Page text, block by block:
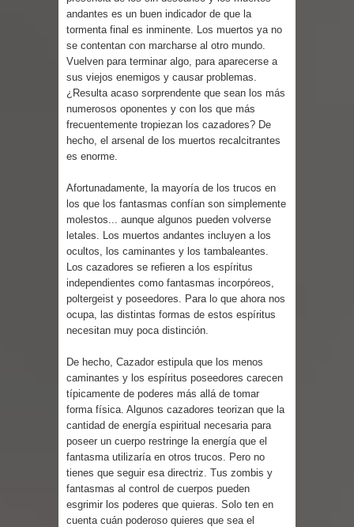
Parte 08: Razones Personales
andantes es un buen indicador de que la
tormenta final es inminente. Los muertos ya no
se contentan con marcharse al otro mundo.
Vuelven para terminar algo, para aparecerse a
sus viejos enemigos y causar problemas.
¿Resulta acaso sorprendente que sean los más
numerosos oponentes y con los que más
frecuentemente tropiezan los cazadores? De
hecho, el arsenal de los muertos recalcitrantes
es enorme.
Afortunadamente, la mayoría de los trucos en
los que los fantasmas confían son simplemente
molestos... aunque algunos pueden volverse
letales. Los muertos andantes incluyen a los
ocultos, los caminantes y los tambaleantes.
Los cazadores se refieren a los espíritus
independientes como fantasmas incorpóreos,
poltergeist y poseedores. Para lo que ahora nos
ocupa, las distintas formas de estos espíritus
necesitan muy poca distinción.
De hecho, Cazador estipula que los menos
caminantes y los espíritus poseedores carecen
típicamente de poderes más allá de tomar
forma física. Algunos cazadores teorizan que la
cantidad de energía espiritual necesaria para
poseer un cuerpo restringe la energía que el
fantasma utilizaría en otros trucos. Pero no
tienes que seguir esa directriz. Tus zombis y
fantasmas al control de cuerpos pueden
esgrimir los poderes que quieras. Solo ten en
cuenta cuán poderoso quieres que sea el